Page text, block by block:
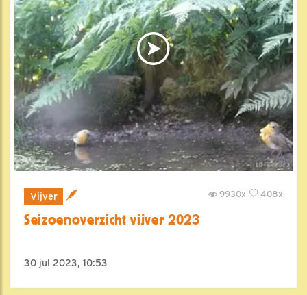
Vijver 408x
9930x
Seizoenoverzicht vijver 2023
30 jul 2023, 10:53